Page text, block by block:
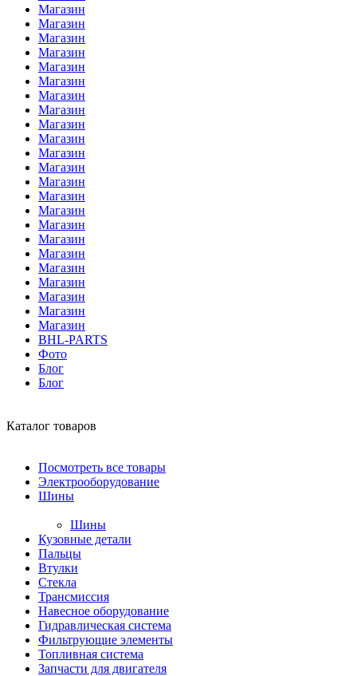
Магазин
Магазин
Магазин
Магазин
Магазин
Магазин
Магазин
Магазин
Магазин
Магазин
Магазин
Магазин
Магазин
Магазин
Магазин
Магазин
Магазин
Магазин
Магазин
Магазин
Магазин
Магазин
Магазин
BHL-PARTS
Фото
Блог
Блог
Каталог товаров
Посмотреть все товары
Электрооборудование
Шины
Шины
Кузовные детали
Пальцы
Втулки
Стекла
Трансмиссия
Навесное оборудование
Гидравлическая система
Фильтрующие элементы
Топливная система
Запчасти для двигателя